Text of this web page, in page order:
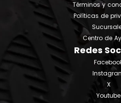
Términos y
Políticas de
Centro de
Redes
X
Youtube